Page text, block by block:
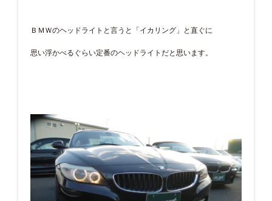
ＢＭＷのヘッドライトと言うと「イカリング」と直ぐに
思い浮かべるぐらい定番のヘッドライトだと思います。